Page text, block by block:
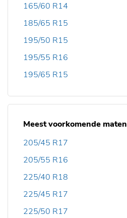
165/60 R14
185/65 R15
195/50 R15
195/55 R16
195/65 R15
Meest voorkomende maten
205/45 R17
205/55 R16
225/40 R18
225/45 R17
225/50 R17